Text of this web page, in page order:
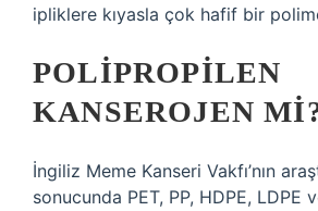
ipliklere kıyasla çok hafif bir
POLIPROPILEN
KANSEROJEN
İngiliz Meme Kanseri Vakfı’nın
sonucunda PET, PP, HDPE, LDPE